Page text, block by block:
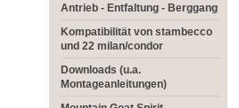
Antrieb - Entfaltung - Berggang
Kompatibilität von stambecco
und 22 milan/condor
Downloads (u.a.
Montageanleitungen)